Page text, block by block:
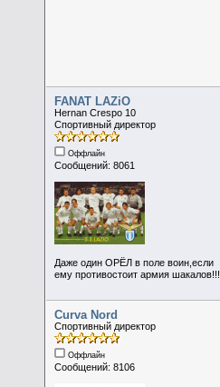
FANAT LAZiO
Hernan Crespo 10
Спортивный директор
Оффлайн
Сообщений: 8061
Даже один ОРЁЛ в поле воин,если
ему противостоит армия шакалов!!!
Curva Nord
Спортивный директор
Оффлайн
Сообщений: 8106